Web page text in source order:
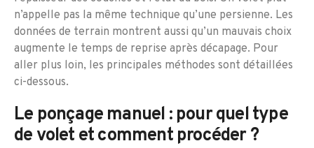
n’appelle pas la même technique qu’une persienne. Les
données de terrain montrent aussi qu’un mauvais choix
augmente le temps de reprise après décapage. Pour
aller plus loin, les principales méthodes sont détaillées
ci-dessous.
Le ponçage manuel : pour quel type
de volet et comment procéder ?